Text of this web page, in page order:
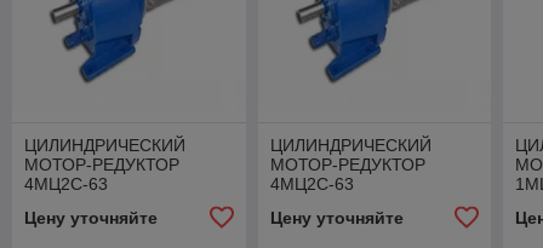
ЦИЛИНДРИЧЕСКИЙ
МОТОР-РЕДУКТОР
4МЦ2С-63
Цену уточняйте
ЦИЛИНДРИЧЕСКИЙ
МОТОР-РЕДУКТОР
4МЦ2С-63
Цену уточняйте